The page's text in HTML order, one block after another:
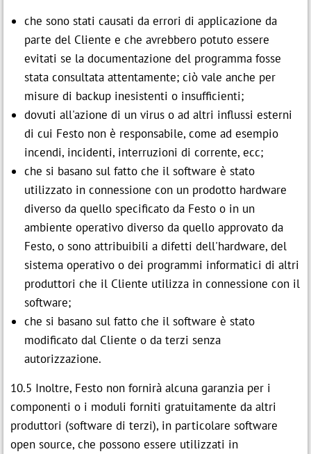
che sono stati causati da errori di applicazione da
parte del Cliente e che avrebbero potuto essere
evitati se la documentazione del programma fosse
stata consultata attentamente; ciò vale anche per
misure di backup inesistenti o insufficienti;
dovuti all'azione di un virus o ad altri influssi esterni
di cui Festo non è responsabile, come ad esempio
incendi, incidenti, interruzioni di corrente, ecc;
che si basano sul fatto che il software è stato
utilizzato in connessione con un prodotto hardware
diverso da quello specificato da Festo o in un
ambiente operativo diverso da quello approvato da
Festo, o sono attribuibili a difetti dell'hardware, del
sistema operativo o dei programmi informatici di altri
produttori che il Cliente utilizza in connessione con il
software;
che si basano sul fatto che il software è stato
modificato dal Cliente o da terzi senza
autorizzazione.
10.5 Inoltre, Festo non fornirà alcuna garanzia per i
componenti o i moduli forniti gratuitamente da altri
produttori (software di terzi), in particolare software
open source, che possono essere utilizzati in